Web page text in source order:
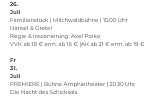
26.
Juli
Familienstück | Milchwaldbühne | 15.00 Uhr
Hänsel & Gretel
Regie & Inszenierung: Axel Poike
VVK ab 18 € erm. ab 16 € |AK ab 21 € erm. ab 19 €
Fr
31.
Juli
PREMIERE | Bühne Amphietheater | 20.30 Uhr
Die Nacht des Schicksals